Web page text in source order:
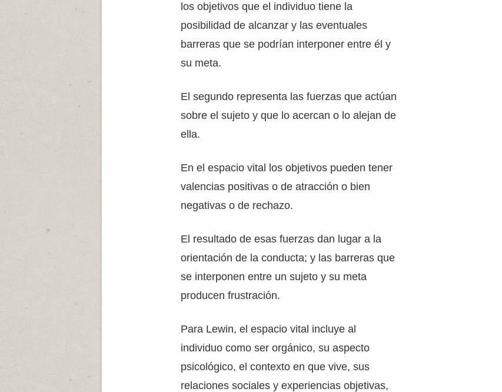
los objetivos que el individuo tiene la
posibilidad de alcanzar y las eventuales
barreras que se podrían interponer entre él y
su meta.
El segundo representa las fuerzas que actúan
sobre el sujeto y que lo acercan o lo alejan de
ella.
En el espacio vital los objetivos pueden tener
valencias positivas o de atracción o bien
negativas o de rechazo.
El resultado de esas fuerzas dan lugar a la
orientación de la conducta; y las barreras que
se interponen entre un sujeto y su meta
producen frustración.
Para Lewin, el espacio vital incluye al
individuo como ser orgánico, su aspecto
psicológico, el contexto en que vive, sus
relaciones sociales y experiencias objetivas,